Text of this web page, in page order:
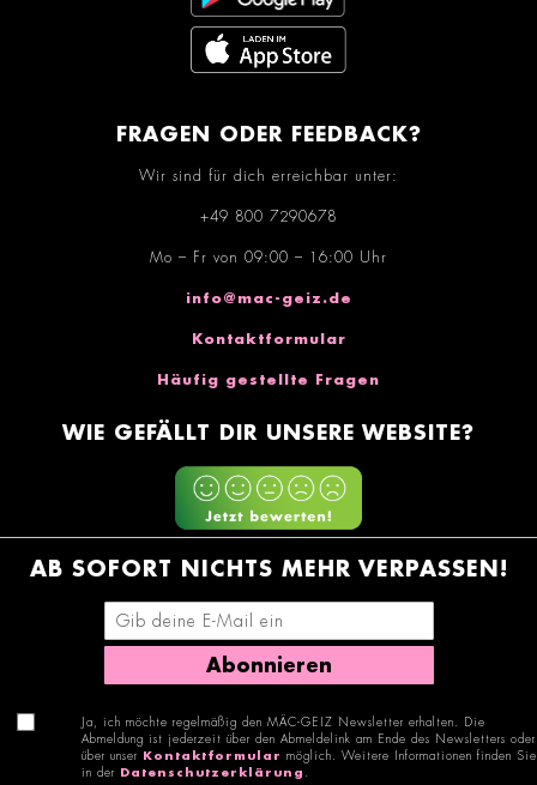
FRAGEN ODER FEEDBACK?
Wir sind für dich erreichbar unter:
+49 800 7290678
Mo – Fr von 09:00 – 16:00 Uhr
info@mac-geiz.de
Kontaktformular
Häufig gestellte Fragen
WIE GEFÄLLT DIR UNSERE WEBSITE?
AB SOFORT NICHTS MEHR VERPASSEN!
E-Mail-Adresse eingeben
Abonnieren
Ja, ich möchte regelmäßig den MÄC-GEIZ Newsletter erhalten. Die
Abmeldung ist jederzeit über den Abmeldelink am Ende des Newsletters oder
über unser
Kontaktformular möglich. Weitere Informationen finden Sie
in der
Datenschutzerklärung .